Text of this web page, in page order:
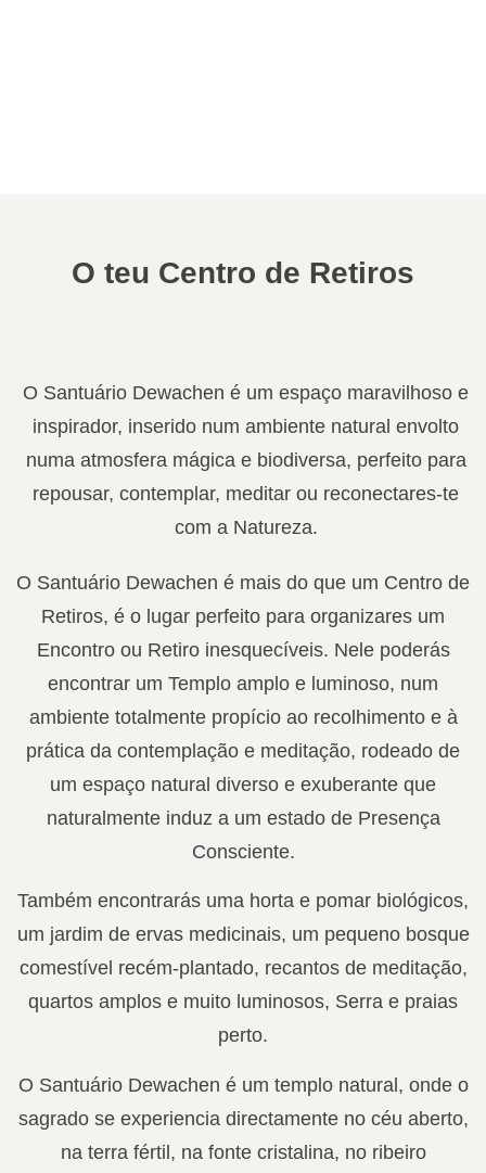
O teu Centro de Retiros
O Santuário Dewachen é um espaço maravilhoso e
inspirador, inserido num ambiente natural envolto
numa atmosfera mágica e biodiversa, perfeito para
repousar, contemplar, meditar ou reconectares-te
com a Natureza.
O Santuário Dewachen é mais do que um Centro de
Retiros, é o lugar perfeito para organizares um
Encontro ou Retiro inesquecíveis. Nele poderás
encontrar um Templo amplo e luminoso, num
ambiente totalmente propício ao recolhimento e à
prática da contemplação e meditação, rodeado de
um espaço natural diverso e exuberante que
naturalmente induz a um estado de Presença
Consciente.
Também encontrarás uma horta e pomar biológicos,
um jardim de ervas medicinais, um pequeno bosque
comestível recém-plantado, recantos de meditação,
quartos amplos e muito luminosos, Serra e praias
perto.
O Santuário Dewachen é um templo natural, onde o
sagrado se experiencia directamente no céu aberto,
na terra fértil, na fonte cristalina, no ribeiro